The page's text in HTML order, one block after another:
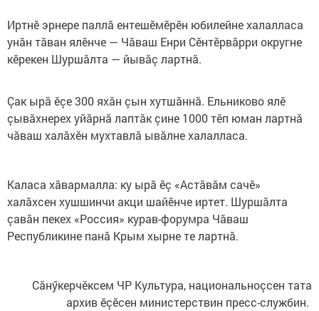
Иртнӗ эрнере паллă ентешӗмӗрӗн юбилейне халалласа
унăн тăван ялӗнче — Чăваш Енри Сӗнтӗрвăрри округне
кӗрекен Шуршăлта — йывăç лартнă.
Çак ырă ӗçе 300 яхăн çын хутшăннă. Ельниково ялӗ
çывăхнерех уйăрнă лаптăк çине 1000 тӗп юман лартнă
чăваш халăхӗн мухтавлă ывăлне халалласа.
Каласа хăвармалла: ку ырă ӗç «Астăвăм сачӗ»
халăхсен хушшинчи акци шайӗнче иртет. Шуршăлта
çавăн пекех «Россия» курав-форумра Чăваш
Республикине панă Крым хырне те лартнă.
Сăнӳкерчӗксем ЧР Культура, национальноçсен тата
архив ӗçӗсен министерствин пресс-службин.